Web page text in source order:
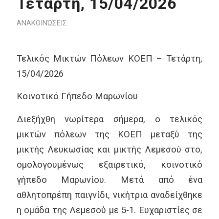
ΑΝΑΚΟΙΝΏΣΕΙΣ
Τελικός Μικτών Πόλεων ΚΟΕΠ – Τετάρτη,
15/04/2026
Κοινοτικό Γήπεδο Μαρωνίου
Διεξήχθη νωρίτερα σήμερα, ο τελικός
μικτών πόλεων της ΚΟΕΠ μεταξύ της
μικτής Λευκωσίας και μικτής Λεμεσού στο,
ομολογουμένως εξαιρετικό, κοινοτικό
γήπεδο Μαρωνίου. Μετά από ένα
αθλητοπρέπη παιγνίδι, νικήτρια αναδείχθηκε
η ομάδα της Λεμεσού με 5-1. Ευχαριστίες σε